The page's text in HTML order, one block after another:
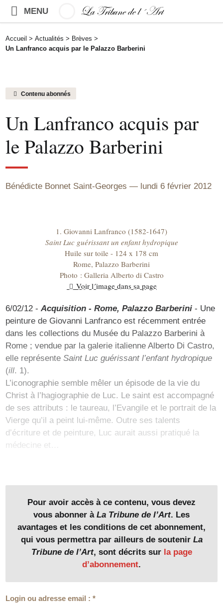
MENU
Accueil > Actualités > Brèves >
Un Lanfranco acquis par le Palazzo Barberini
Contenu abonnés
Un Lanfranco acquis par
le Palazzo Barberini
Bénédicte Bonnet Saint-Georges lundi 6 février 2012
1. Giovanni Lanfranco (1582-1647)
Saint Luc guérissant un enfant hydropique
Huile sur toile - 124 x 178 cm
Rome, Palazzo Barberini
Photo : Galleria Alberto di Castro
Voir l´image dans sa page
6/02/12 -Acquisition - Rome, Palazzo Barberini - Une
peinture de Giovanni Lanfranco est récemment entrée
dans les collections du Musée du Palazzo Barberini à
Rome ; vendue par la galerie italienne Alberto Di Castro,
elle représenteSaint Luc guérissant l’enfant hydropique
(ill. 1).
L’iconographie semble mêler un épisode de la vie du
Christ à l’hagiographie de Luc. Le saint est accompagné
de ses attributs : le taureau, l’Evangile et le portrait de la
Vierge qu’il a peint lui-même. Outre ses talents
d’écriture et de peinture, Luc aurait aussi pratiqué la
médecine et…
Pour avoir accès à ce contenu, vous devez
vous abonner à La Tribune de l’Art. Les
avantages et les conditions de cet abonnement,
qui vous permettra par ailleurs de soutenir La
Tribune de l’Art, sont décrits sur la page
d’abonnement.
Login ou adresse email :*